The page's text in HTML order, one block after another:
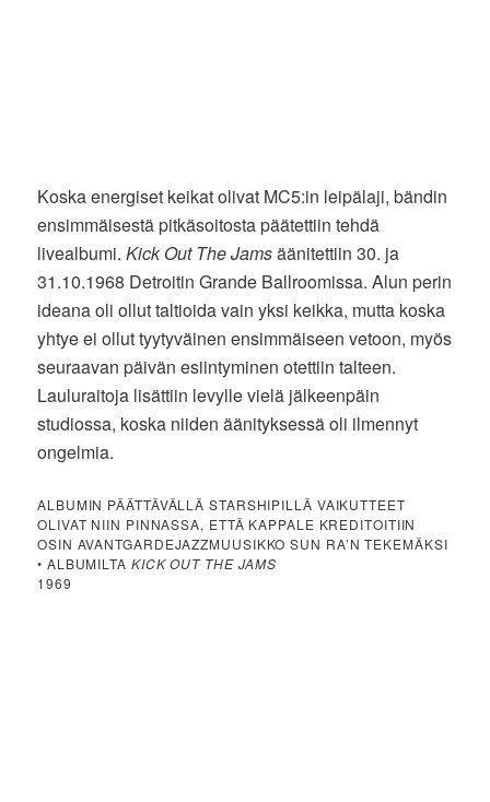
Koska energiset keikat olivat MC5:in leipälaji, bändin
ensimmäisestä pitkäsoitosta päätettiin tehdä
livealbumi.Kick Out The Jamsäänitettiin 30. ja
31.10.1968 Detroitin Grande Ballroomissa. Alun perin
ideana oli ollut taltioida vain yksi keikka, mutta koska
yhtye ei ollut tyytyväinen ensimmäiseen vetoon, myös
seuraavan päivän esiintyminen otettiin talteen.
Lauluraitoja lisättiin levylle vielä jälkeenpäin
studiossa, koska niiden äänityksessä oli ilmennyt
ongelmia.
ALBUMIN PÄÄTTÄVÄLLÄ STARSHIPILLÄ VAIKUTTEET
OLIVAT NIIN PINNASSA, ETTÄ KAPPALE KREDITOITIIN
OSIN AVANTGARDEJAZZMUUSIKKO SUN RA’N TEKEMÄKSI
• ALBUMILTA KICK OUT THE JAMS
1969